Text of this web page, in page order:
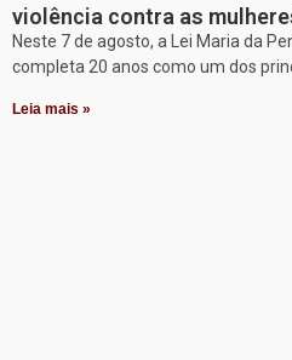
violência contra as
Neste 7 de agosto, a Lei Maria da
completa 20 anos como um dos
Leia mais »